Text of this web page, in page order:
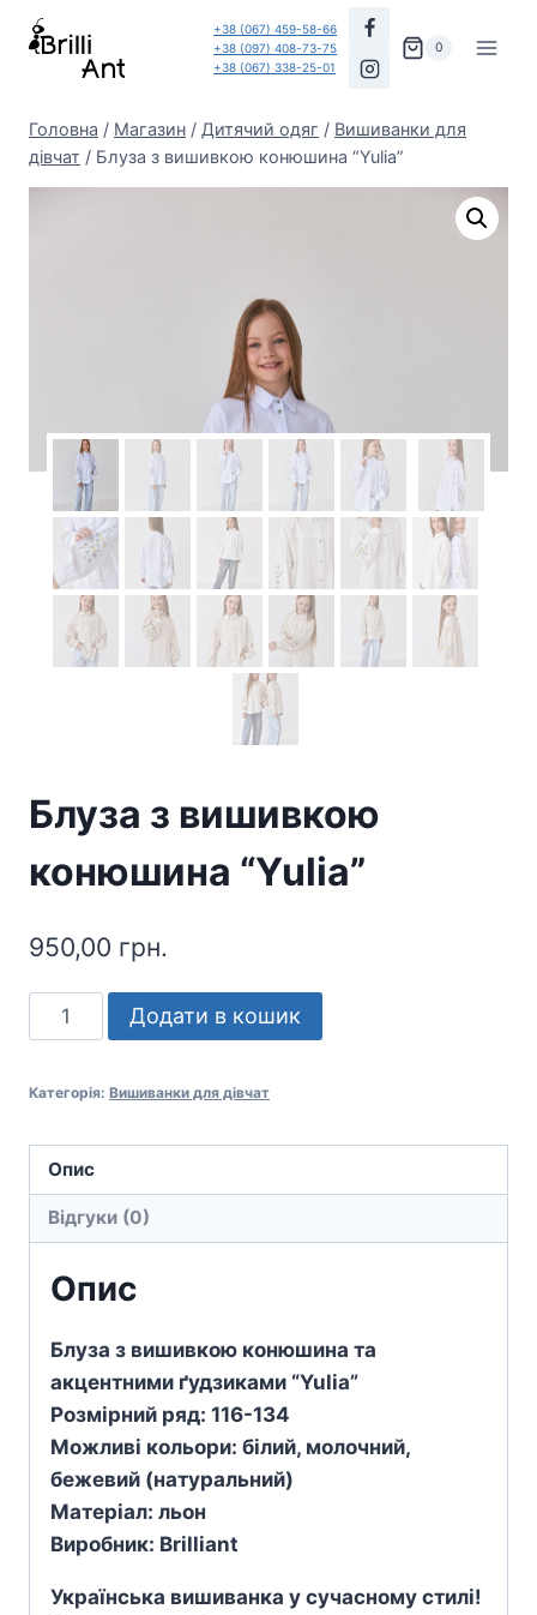
Перейти
+38 (067) 459-58-66
+38 (097) 408-73-75
+38 (067) 338-25-01
0
Головна / Магазин / Дитячий одяг / Вишиванки для
дівчат / Блуза з вишивкою конюшина “Yulia”
Блуза з вишивкою
конюшина “Yulia”
950,00 грн.
Блуза
з
конюшина
кількість
Додати в кошик
Категорія: Вишиванки для дівчат
Опис
Відгуки (0)
Опис
Блуза з вишивкою конюшина та
акцентними ґудзиками “Yulia”
Розмірний ряд: 116-134
Можливі кольори: білий, молочний,
бежевий (натуральний)
Матеріал: льон
Виробник: Brilliant
Українська вишиванка у сучасному стилі!